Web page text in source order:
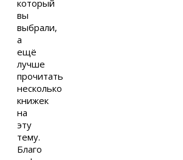
который
вы
выбрали,
а
ещё
лучше
прочитать
несколько
книжек
на
эту
тему.
Благо